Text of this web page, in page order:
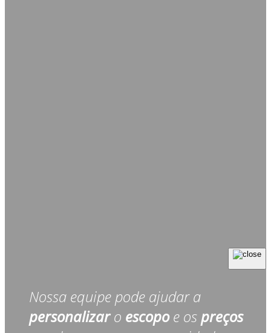
Nossa equipe pode ajudar a
personalizaro escopoe ospreços